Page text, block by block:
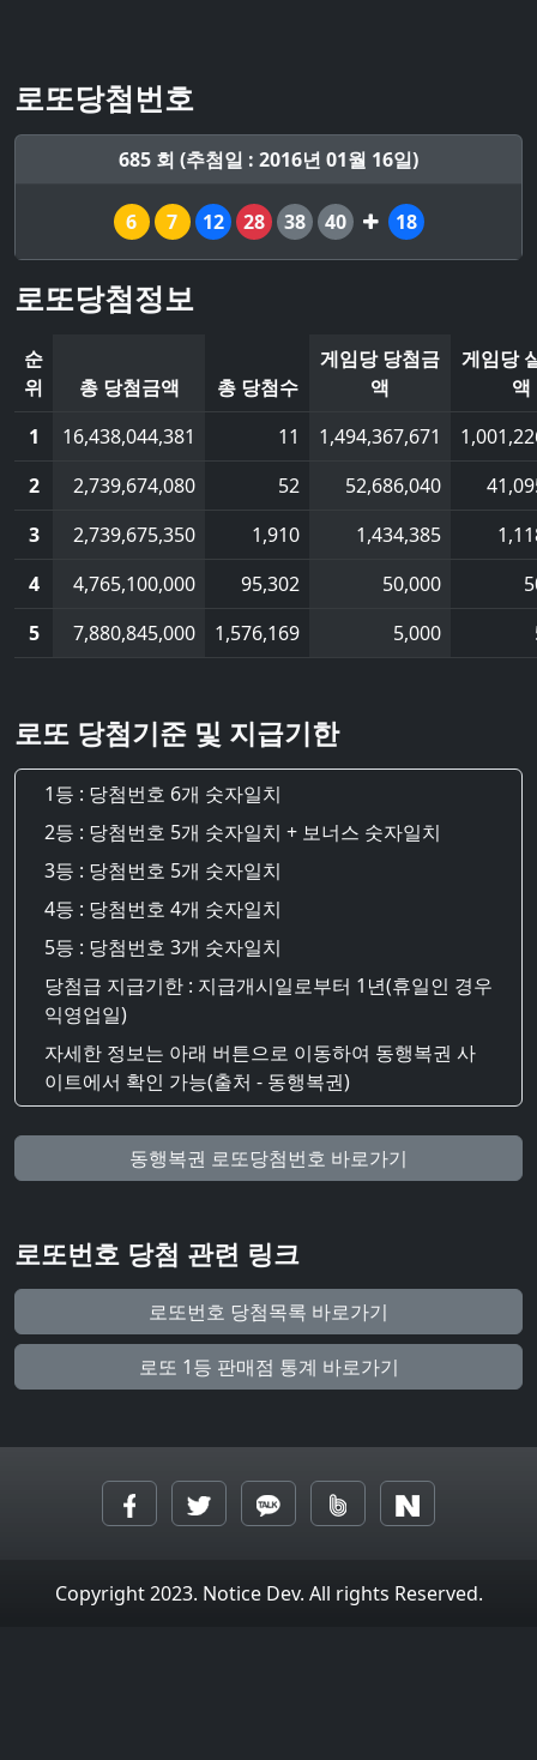
로또당첨번호
685 회 (추첨일 : 2016년 01월 16일)
6 7 12 28 38 40 18
로또당첨정보
순
위
총 당첨금액 총 당첨수
게임당 당첨금
액
게임당
액
1
16,438,044,381 11 1,494,367,671
2
2,739,674,080 52 52,686,040
3
2,739,675,350 1,910 1,434,385
4
4,765,100,000 95,302 50,000
5
7,880,845,000 1,576,169 5,000
로또 당첨기준 및 지급기한
1등 : 당첨번호 6개 숫자일치
2등 : 당첨번호 5개 숫자일치 + 보너스 숫자일치
3등 : 당첨번호 5개 숫자일치
4등 : 당첨번호 4개 숫자일치
5등 : 당첨번호 3개 숫자일치
당첨급 지급기한 : 지급개시일로부터 1년(휴일인 경우
익영업일)
자세한 정보는 아래 버튼으로 이동하여 동행복권 사
이트에서 확인 가능(출처 - 동행복권)
동행복권 로또당첨번호 바로가기
로또번호 당첨 관련 링크
로또번호 당첨목록 바로가기
로또 1등 판매점 통계 바로가기
Copyright 2023. Notice Dev. All rights Reserved.